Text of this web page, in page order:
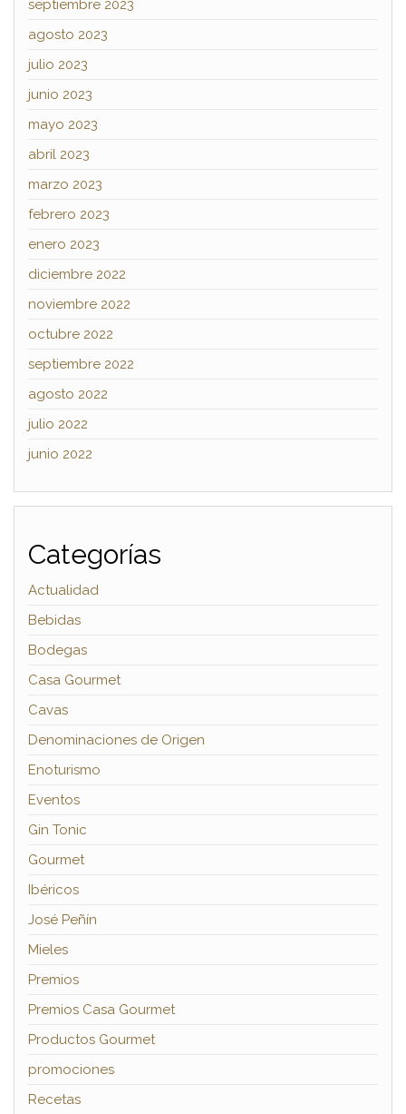
septiembre 2023
agosto 2023
julio 2023
junio 2023
mayo 2023
abril 2023
marzo 2023
febrero 2023
enero 2023
diciembre 2022
noviembre 2022
octubre 2022
septiembre 2022
agosto 2022
julio 2022
junio 2022
Categorías
Actualidad
Bebidas
Bodegas
Casa Gourmet
Cavas
Denominaciones de Origen
Enoturismo
Eventos
Gin Tonic
Gourmet
Ibéricos
José Peñín
Mieles
Premios
Premios Casa Gourmet
Productos Gourmet
promociones
Recetas